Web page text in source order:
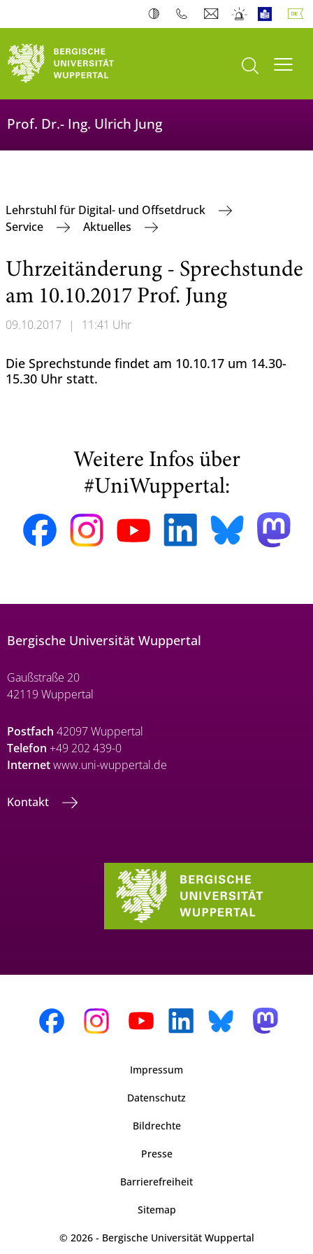
Suche öffnen
Prof. Dr.- Ing. Ulrich Jung
Lehrstuhl für Digital- und Offsetdruck
Service
Aktuelles
Uhrzeitänderung - Sprechstunde
am 10.10.2017 Prof. Jung
09.10.2017 | 11:41 Uhr
Die Sprechstunde findet am 10.10.17 um 14.30-
15.30 Uhr statt.
Weitere Infos über
#UniWuppertal:
Bergische Universität Wuppertal
Gaußstraße 20
42119 Wuppertal
Postfach 42097 Wuppertal
Telefon +49 202 439-0
Internetwww.uni-wuppertal.de
Kontakt
Impressum
Datenschutz
Bildrechte
Presse
Barrierefreiheit
Sitemap
© 2026 - Bergische Universität Wuppertal